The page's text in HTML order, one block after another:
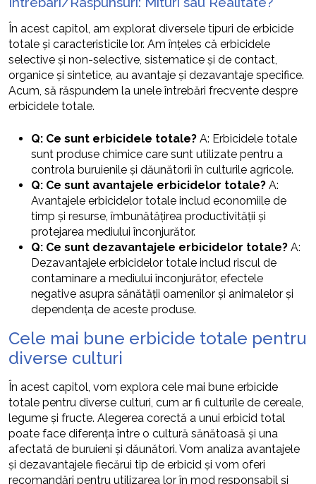
În acest capitol, am explorat diversele tipuri de erbicide
totale și caracteristicile lor. Am înțeles că erbicidele
selective și non-selective, sistematice și de contact,
organice și sintetice, au avantaje și dezavantaje specifice.
Acum, să răspundem la unele întrebări frecvente despre
erbicidele totale.
Q: Ce sunt erbicidele totale? A: Erbicidele totale
sunt produse chimice care sunt utilizate pentru a
controla buruienile și dăunătorii în culturile agricole.
Q: Ce sunt avantajele erbicidelor totale? A:
Avantajele erbicidelor totale includ economiile de
timp și resurse, îmbunătățirea productivității și
protejarea mediului înconjurător.
Q: Ce sunt dezavantajele erbicidelor totale? A:
Dezavantajele erbicidelor totale includ riscul de
contaminare a mediului înconjurător, efectele
negative asupra sănătății oamenilor și animalelor și
dependența de aceste produse.
Cele mai bune erbicide totale pentru
diverse culturi
În acest capitol, vom explora cele mai bune erbicide
totale pentru diverse culturi, cum ar fi culturile de cereale,
legume și fructe. Alegerea corectă a unui erbicid total
poate face diferența între o cultură sănătoasă și una
afectată de buruieni și dăunători. Vom analiza avantajele
și dezavantajele fiecărui tip de erbicid și vom oferi
recomandări pentru utilizarea lor în mod responsabil și